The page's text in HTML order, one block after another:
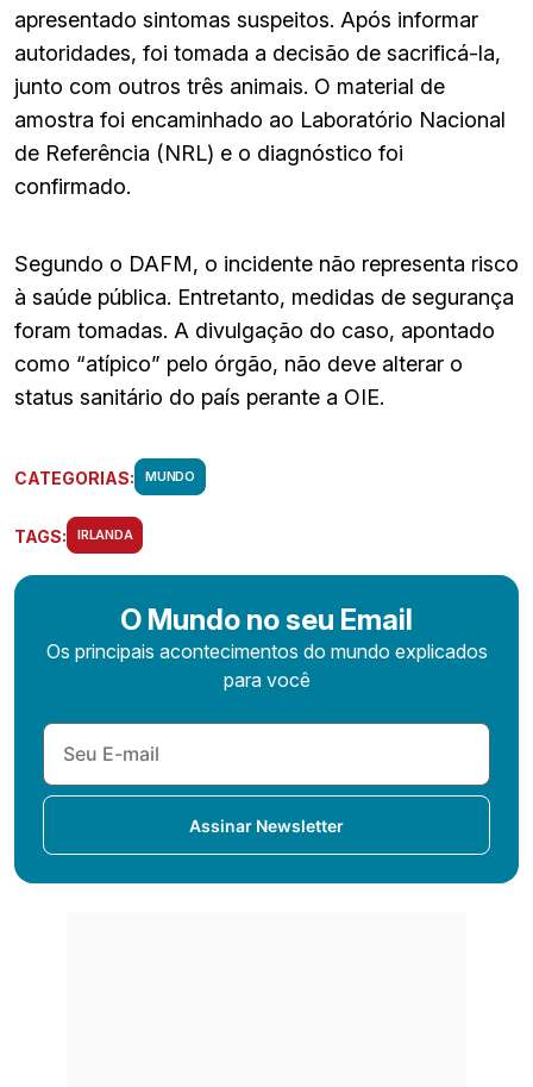
apresentado sintomas suspeitos. Após informar
autoridades, foi tomada a decisão de sacrificá-la,
junto com outros três animais. O material de
amostra foi encaminhado ao Laboratório Nacional
de Referência (NRL) e o diagnóstico foi
confirmado.
Segundo o DAFM, o incidente não representa risco
à saúde pública. Entretanto, medidas de segurança
foram tomadas. A divulgação do caso, apontado
como “atípico” pelo órgão, não deve alterar o
status sanitário do país perante a OIE.
CATEGORIAS: MUNDO
TAGS: IRLANDA
O Mundo no seu Email
Os principais acontecimentos do mundo explicados
para você
Assinar Newsletter